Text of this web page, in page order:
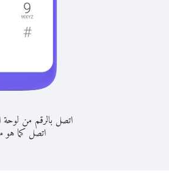
اتصل بالرقم من لوحة
اتصل كما هو